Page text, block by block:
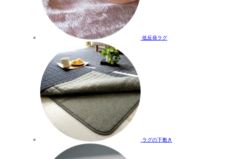
低反発ラグ
ラグの下敷き